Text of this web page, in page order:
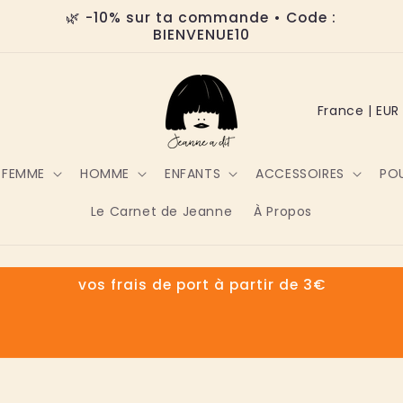
🌿 -10% sur ta commande • Code :
BIENVENUE10
FEMME HOMME ENFANTS ACCESSOIRES
Le Carnet de Jeanne À Propos
P
y
s
r
é
i
vos frais de port à partir de 3€